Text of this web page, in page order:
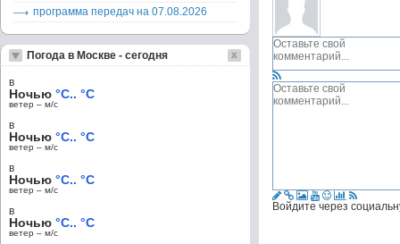
Войдите через
программа передач на 07.08.2026
Погода в Москве - сегодня
в
Ночью °C.. °C
ветер – м/c
в
Ночью °C.. °C
ветер – м/c
в
Ночью °C.. °C
ветер – м/c
в
Ночью °C.. °C
ветер – м/c